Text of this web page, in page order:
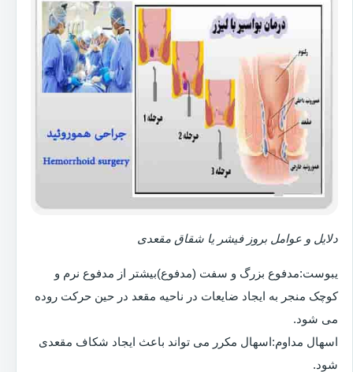
دلایل و عوامل بروز فیشر یا شقاق مقعدی
یبوست:مدفوع بزرگ و سفت (مدفوع)بیشتر از مدفوع نرم و
کوچک منجر به ایجاد ضایعات در ناحیه مقعد در حین حرکت روده
می شود.
اسهال مداوم:اسهال مکرر می تواند باعث ایجاد شکاف مقعدی
شود.